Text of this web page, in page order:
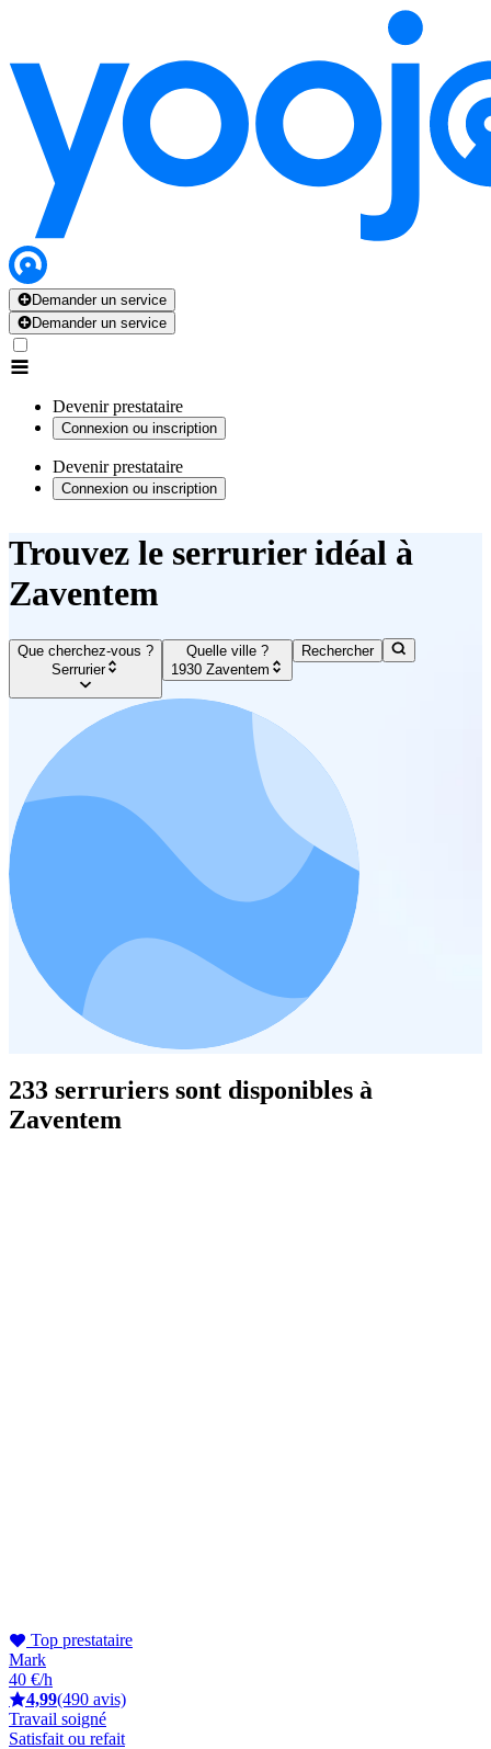
Demander un service
Demander un service
Devenir prestataire
Connexion ou inscription
Devenir prestataire
Connexion ou inscription
Trouvez le serrurier idéal à
Zaventem
Que cherchez-vous ?
Serrurier
Quelle ville ?
1930 Zaventem
Rechercher
233 serruriers sont disponibles à
Zaventem
Top prestataire
Mark
40 €/h
4,99(490 avis)
Travail soigné
Satisfait ou refait